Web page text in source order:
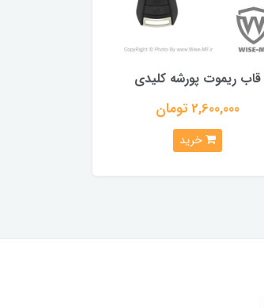
قاب ریموت پورشه کلیدی
2,600,000 تومان
خرید